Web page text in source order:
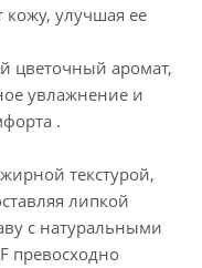
улучшая ее
цветочный аромат,
увлажнение и
.
текстурой,
липкой
с натуральными
превосходно